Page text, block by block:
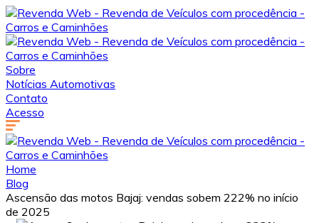
Sobre
Notícias Automotivas
Contato
Acesso
Home
Blog
Ascensão das motos Bajaj: vendas sobem 222% no início
de 2025